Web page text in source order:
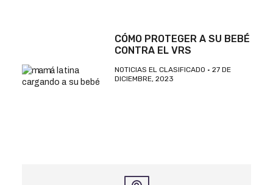
CÓMO PROTEGER A SU BEBÉ
CONTRA EL VRS
NOTICIAS EL CLASIFICADO
27 DE
DICIEMBRE, 2023